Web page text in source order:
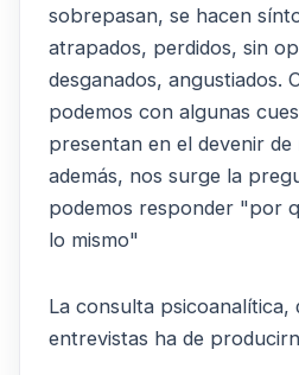
sobrepasan, se hacen
atrapados, perdidos, sin
desganados, angustiados.
podemos con algunas
presentan en el devenir
además, nos surge la
podemos responder "por
lo mismo"
La consulta psicoanalítica,
entrevistas ha de